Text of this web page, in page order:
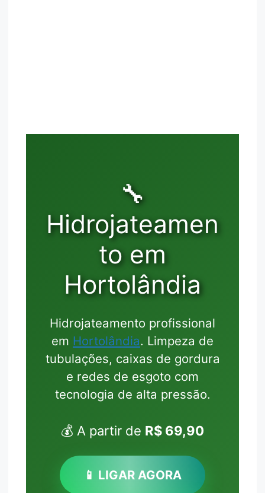
🔧
Hidrojateamen
to em
Hortolândia
Hidrojateamento profissional
em Hortolândia. Limpeza de
tubulações, caixas de gordura
e redes de esgoto com
tecnologia de alta pressão.
💰 A partir de R$ 69,90
📱 LIGAR AGORA